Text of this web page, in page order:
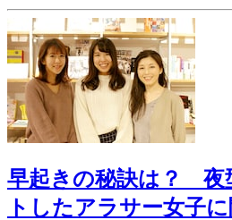
早起きの秘訣は？ 夜
トしたアラサー女子